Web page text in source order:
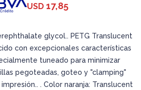
USD 17,85
glycol.. PETG Translucent
con excepcionales características
tuneado para minimizar
pegoteadas, goteo y "clamping"
. Color naranja: Translucent